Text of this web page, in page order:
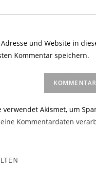
und Website in
Kommentar speichern.
verwendet Akismet, um
Kommentardaten